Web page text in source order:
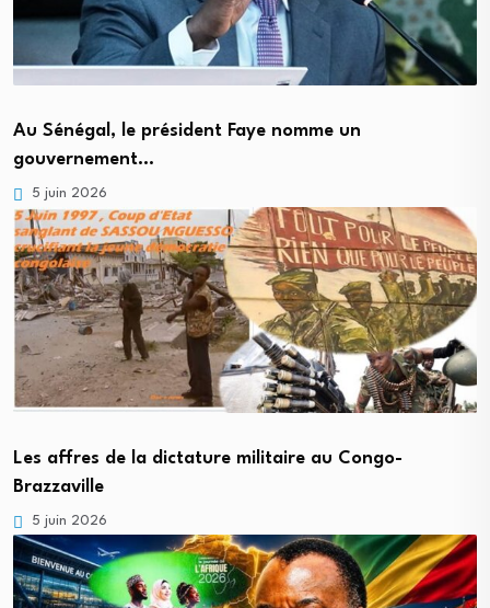
Au Sénégal, le président Faye nomme un
gouvernement…
5 juin 2026
Les affres de la dictature militaire au Congo-
Brazzaville
5 juin 2026